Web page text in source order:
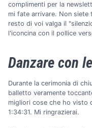
complimenti per la
mi fate arrivare. Non siete
resto di voi valga il
l'iconcina con il pollice
Danzare con
Durante la cerimonia di
balletto veramente
migliori cose che ho visto
1:34:31. Mi ringrazierai.